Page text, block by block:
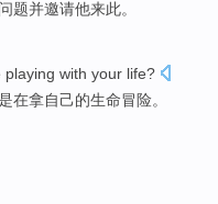
题并邀请他来此。
playing with your life?
在拿自己的生命冒险。